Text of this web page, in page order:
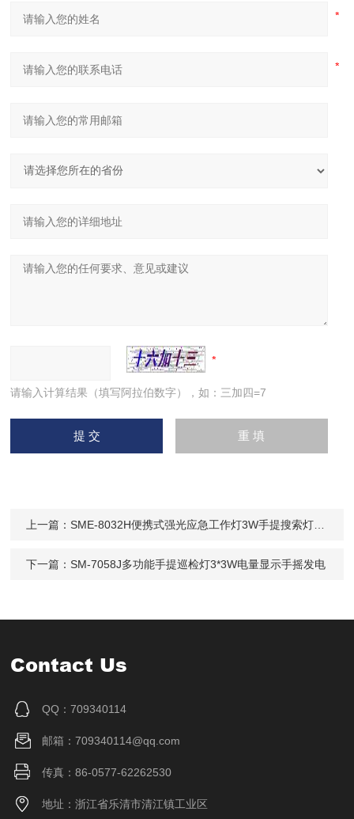
请输入计算结果（填写阿拉伯数字），如：三加四=7
上一篇： SME-8032H便携式强光应急工作灯3W手提搜索灯鼎轩照明
下一篇： SM-7058J多功能手提巡检灯3*3W电量显示手摇发电
Contact Us
QQ：709340114
邮箱：709340114@qq.com
传真：86-0577-62262530
地址：浙江省乐清市清江镇工业区